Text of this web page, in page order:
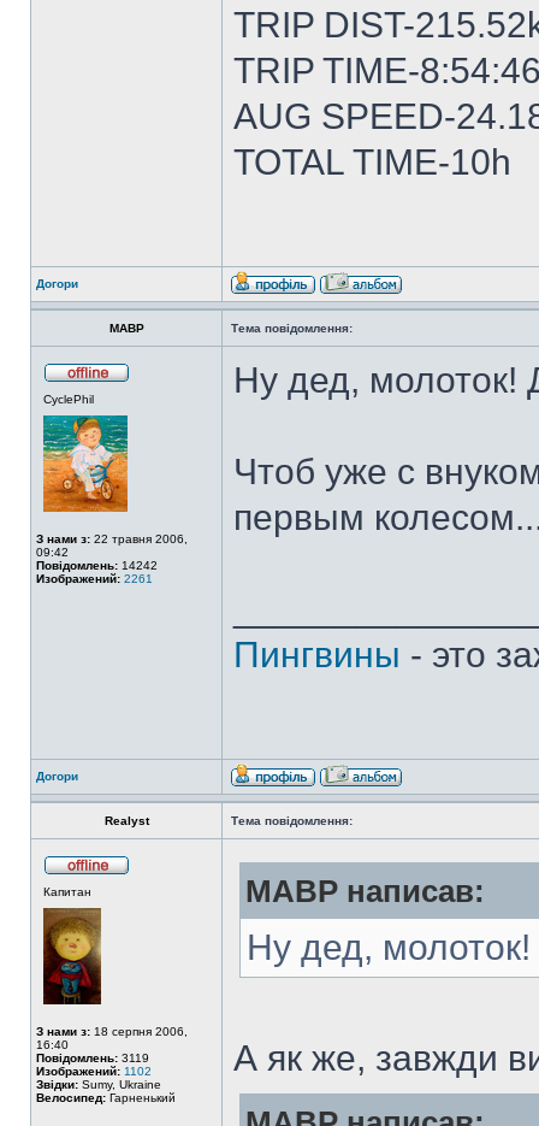
TRIP DIST-
TRIP TIME-
AUG SPEED-
TOTAL TIME-10h
Догори
MABP Тема повідомлення:
CyclePhil
З нами з: 22 травня 2006,
09:42
Повідомлень: 14242
Изображений: 2261
Ну дед,
Чтоб уже с
первым
Пингвины - это
Догори
Realyst Тема повідомлення:
Капитан
З нами з: 18 серпня 2006,
16:40
Повідомлень: 3119
Изображений: 1102
Звідки: Sumy, Ukraine
Велосипед: Гарненький
MABP написав:
Ну дед,
А як же, завжди